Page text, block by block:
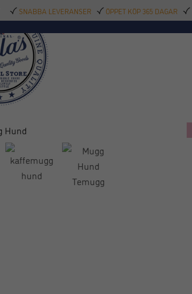
SNABBA LEVERANSER ÖPPET KÖP 365 DAGAR
KÖKSREDSKAP BAKTILLBEHÖR